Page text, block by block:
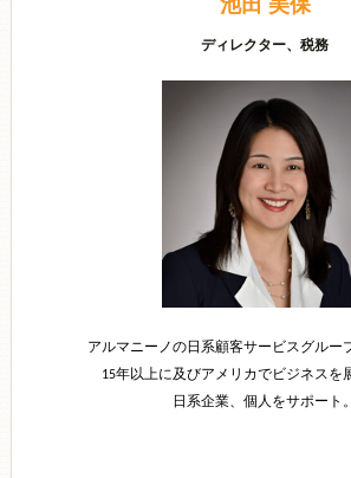
池田 美保
ディレクター、税務
アルマニーノの日系顧客サービスグルー
15年以上に及びアメリカでビジネスを
日系企業、個人をサポート。